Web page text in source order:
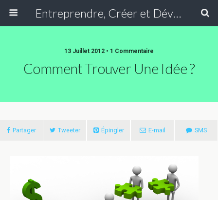
Entreprendre, Créer et Développer une entreprise, Faire travailler son argent
13 Juillet 2012 • 1 Commentaire
Comment Trouver Une Idée ?
Partager Tweeter Épingler E-mail SMS